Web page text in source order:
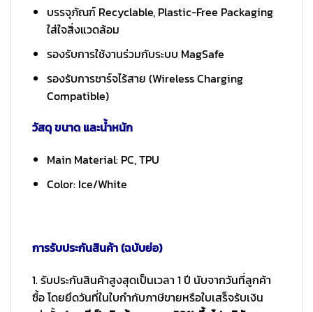
บรรจุภัณฑ์ Recyclable, Plastic-Free Packaging
ใส่ใจสิ่งแวดล้อม
รองรับการใช้งานร่วมกับระบบ MagSafe
รองรับการชาร์จไร้สาย (Wireless Charging
Compatible)
วัสดุ ขนาด และน้ำหนัก
Main Material: PC, TPU
Color: Ice/White
การรับประกันสินค้า (ฉบับย่อ)
1. รับประกันสินค้าสูงสุดเป็นเวลา 1 ปี นับจากวันที่ลูกค้า
ซื้อ โดยยึดวันที่ในใบกำกับภาษีขายหรือใบเสร็จรับเงิน